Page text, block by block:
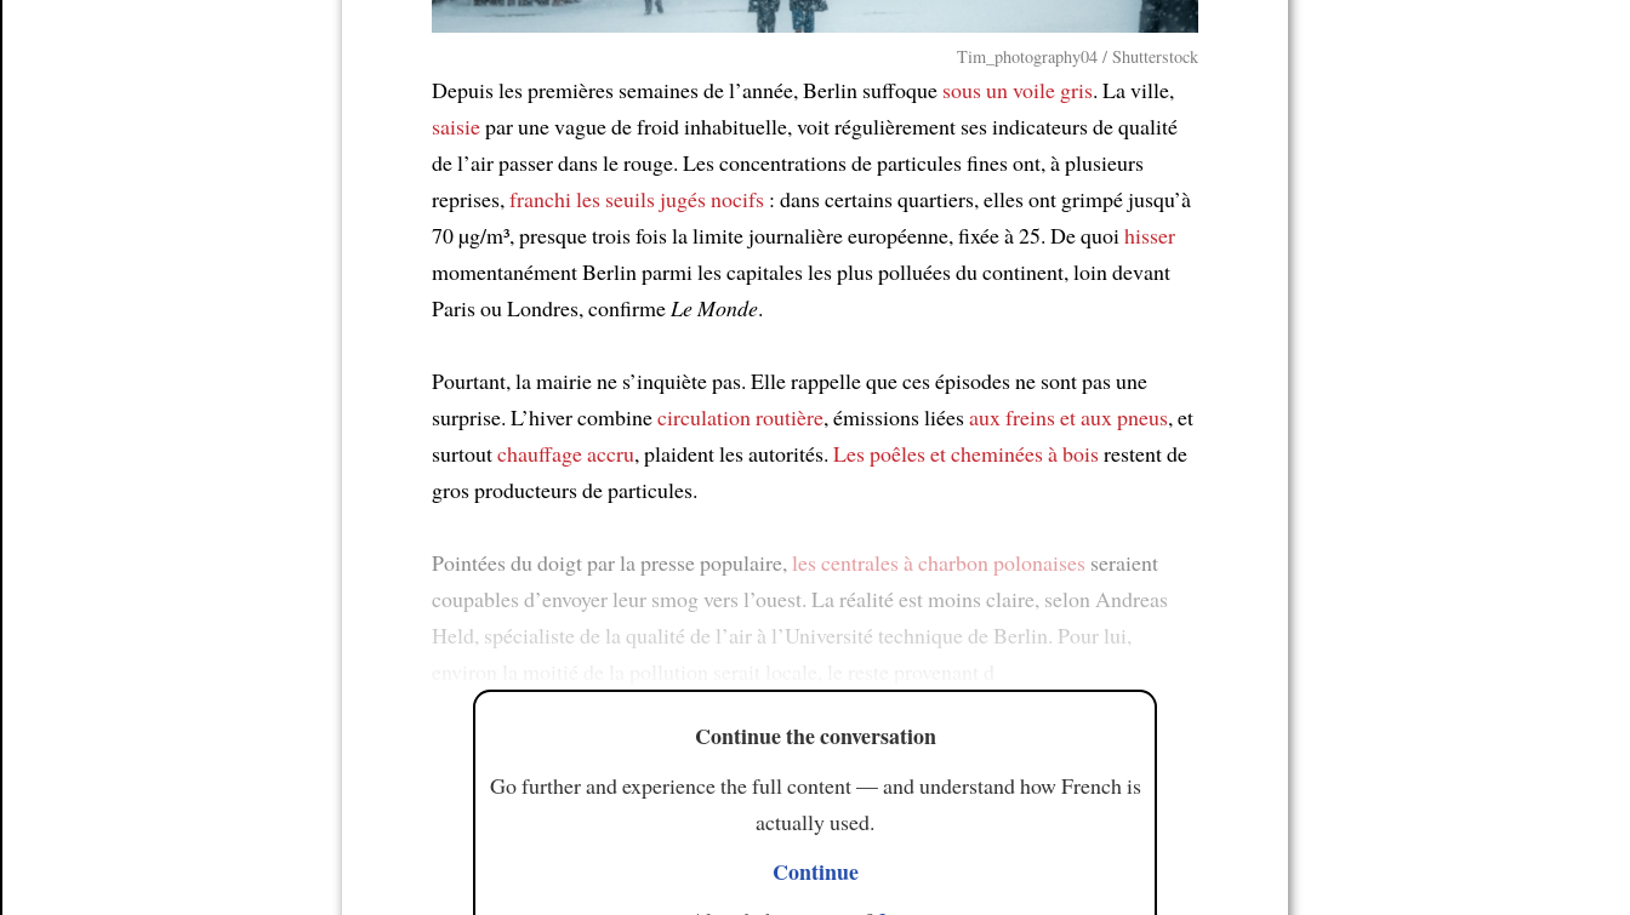
Tim_photography04 / Shutterstock
Depuis les premières semaines de l’année, Berlin suffoque sous un voile gris. La ville,
saisiepar une vague de froid inhabituelle, voit régulièrement ses indicateurs de qualité
de l’air passer dans le rouge. Les concentrations de particules fines ont, à plusieurs
reprises, franchi les seuils jugés nocifs : dans certains quartiers, elles ont grimpé jusqu’à
70 µg/m³, presque trois fois la limite journalière européenne, fixée à 25. De quoi hisser
momentanément Berlin parmi les capitales les plus polluées du continent, loin devant
Paris ou Londres, confirme Le Monde.
Pourtant, la mairie ne s’inquiète pas. Elle rappelle que ces épisodes ne sont pas une
surprise. L’hiver combinecirculation routière, émissions liéesaux freins et aux pneus, et
surtoutchauffage accru, plaident les autorités. Les poêles et cheminées à boisrestent de
gros producteurs de particules.
Pointées du doigt par la presse populaire, les centrales à charbon polonaises seraient
coupables d’envoyer leur smog vers l’ouest. La réalité est moins claire, selon Andreas
Held, spécialiste de la qualité de l’air à l’Université technique de Berlin. Pour lui,
Continue the conversation
Go further and experience the full content — and understand how French is
actually used.
Continue